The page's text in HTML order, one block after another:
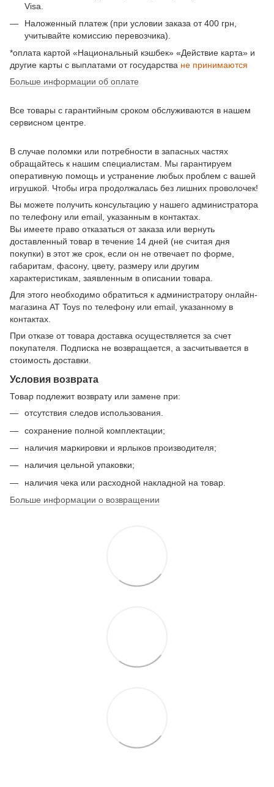
Visa.
Наложенный платеж (при условии заказа от 400 грн,
учитывайте комиссию перевозчика).
*оплата картой «Национальный кэшбек» «Действие карта» и
другие карты с выплатами от государства не принимаются
Больше информации об оплате
Все товары с гарантийным сроком обслуживаются в нашем
сервисном центре.
В случае поломки или потребности в запасных частях
обращайтесь к нашим специалистам. Мы гарантируем
оперативную помощь и устранение любых проблем с вашей
игрушкой. Чтобы игра продолжалась без лишних проволочек!
Вы можете получить консультацию у нашего администратора
по телефону или email, указанным в контактах.
Вы имеете право отказаться от заказа или вернуть
доставленный товар в течение 14 дней (не считая дня
покупки) в этот же срок, если он не отвечает по форме,
габаритам, фасону, цвету, размеру или другим
характеристикам, заявленным в описании товара.
Для этого необходимо обратиться к администратору онлайн-
магазина AT Toys по телефону или email, указанному в
контактах.
При отказе от товара доставка осуществляется за счет
покупателя. Подписка не возвращается, а засчитывается в
стоимость доставки.
Условия возврата
Товар подлежит возврату или замене при:
отсутствия следов использования.
сохранение полной комплектации;
наличия маркировки и ярлыков производителя;
наличия цельной упаковки;
наличия чека или расходной накладной на товар.
Больше информации о возвращении